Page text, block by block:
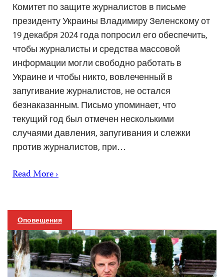
Комитет по защите журналистов в письме
президенту Украины Владимиру Зеленскому от
19 декабря 2024 года попросил его обеспечить,
чтобы журналисты и средства массовой
информации могли свободно работать в
Украине и чтобы никто, вовлеченный в
запугивание журналистов, не остался
безнаказанным. Письмо упоминает, что
текущий год был отмечен несколькими
случаями давления, запугивания и слежки
против журналистов, при…
Read More ›
Оповещения